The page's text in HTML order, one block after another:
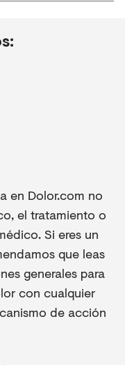
en Dolor.com no
el tratamiento o
Si eres un
que leas
generales para
con cualquier
de acción